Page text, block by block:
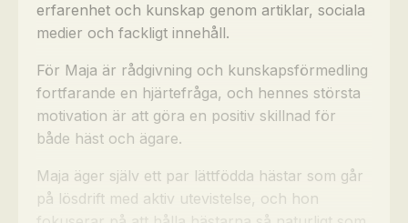
erfarenhet och kunskap genom artiklar, sociala
medier och fackligt innehåll.
För Maja är rådgivning och kunskapsförmedling
fortfarande en hjärtefråga, och hennes största
motivation är att göra en positiv skillnad för
både häst och ägare.
Maja äger själv ett par lättfödda hästar som går
på lösdrift med aktiv utevistelse, och hon